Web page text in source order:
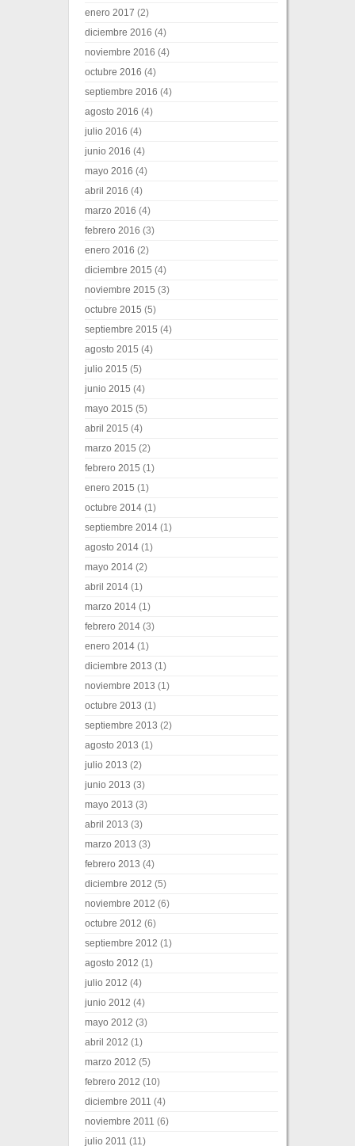
enero 2017 (2)
diciembre 2016 (4)
noviembre 2016 (4)
octubre 2016 (4)
septiembre 2016 (4)
agosto 2016 (4)
julio 2016 (4)
junio 2016 (4)
mayo 2016 (4)
abril 2016 (4)
marzo 2016 (4)
febrero 2016 (3)
enero 2016 (2)
diciembre 2015 (4)
noviembre 2015 (3)
octubre 2015 (5)
septiembre 2015 (4)
agosto 2015 (4)
julio 2015 (5)
junio 2015 (4)
mayo 2015 (5)
abril 2015 (4)
marzo 2015 (2)
febrero 2015 (1)
enero 2015 (1)
octubre 2014 (1)
septiembre 2014 (1)
agosto 2014 (1)
mayo 2014 (2)
abril 2014 (1)
marzo 2014 (1)
febrero 2014 (3)
enero 2014 (1)
diciembre 2013 (1)
noviembre 2013 (1)
octubre 2013 (1)
septiembre 2013 (2)
agosto 2013 (1)
julio 2013 (2)
junio 2013 (3)
mayo 2013 (3)
abril 2013 (3)
marzo 2013 (3)
febrero 2013 (4)
diciembre 2012 (5)
noviembre 2012 (6)
octubre 2012 (6)
septiembre 2012 (1)
agosto 2012 (1)
julio 2012 (4)
junio 2012 (4)
mayo 2012 (3)
abril 2012 (1)
marzo 2012 (5)
febrero 2012 (10)
diciembre 2011 (4)
noviembre 2011 (6)
julio 2011 (11)